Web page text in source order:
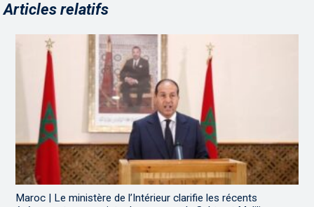
Articles relatifs
Maroc | Le ministère de l’Intérieur clarifie les récents